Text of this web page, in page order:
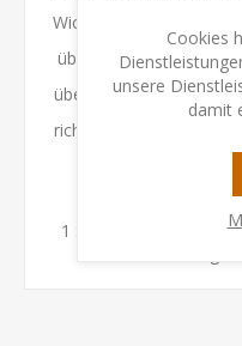
Wichtig ist nur, dass ihr
überzeugt, dass eure
überzeugt, punktet.
richtige Antwort tippt,
euch also:
1 Spielplan, 10
Cookies
unsere
damit